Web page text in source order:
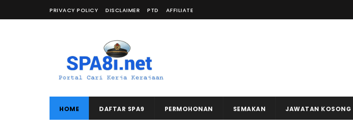
PRIVACY POLICY DISCLAIMER PTD AFFILIATE
HOME DAFTAR SPA9 PERMOHONAN SEMAKAN JAWATAN KOSONG